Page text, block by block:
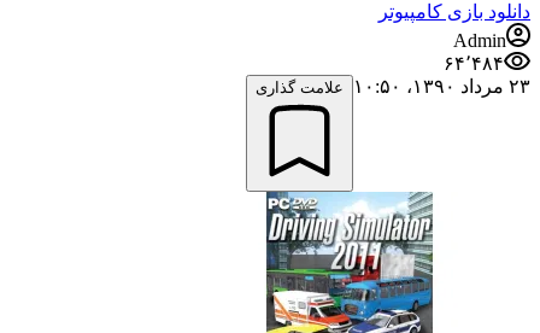
دانلود بازی کامپیوتر
Admin
۶۴٬۴۸۴
۲۳ مرداد ۱۳۹۰،‏ ۱۰:۵۰
علامت گذاری